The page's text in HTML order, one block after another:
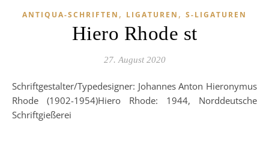
ANTIQUA-SCHRIFTEN , LIGATUREN , S-LIGATUREN
Hiero Rhode st
27. August 2020
Schriftgestalter/Typedesigner: Johannes Anton Hieronymus
Rhode (1902-1954)Hiero Rhode: 1944, Norddeutsche
Schriftgießerei